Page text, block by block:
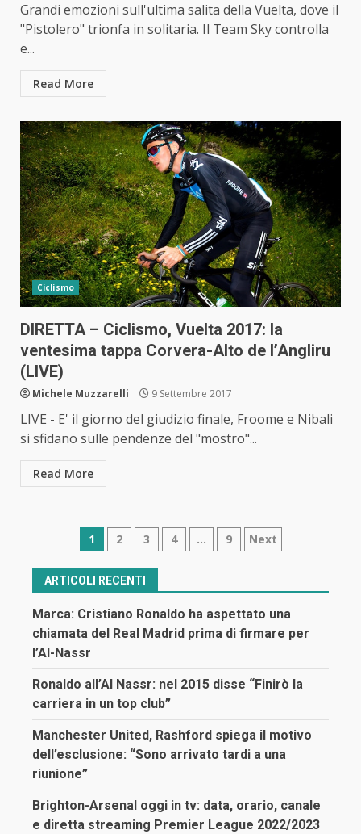
Grandi emozioni sull'ultima salita della Vuelta, dove il
"Pistolero" trionfa in solitaria. Il Team Sky controlla
e...
Read More
Ciclismo
DIRETTA – Ciclismo, Vuelta 2017: la
ventesima tappa Corvera-Alto de l’Angliru
(LIVE)
Michele Muzzarelli 9 Settembre 2017
LIVE - E' il giorno del giudizio finale, Froome e Nibali
si sfidano sulle pendenze del "mostro"...
Read More
Navigazione
articoli
1 2 3 4 … 9 Next
ARTICOLI RECENTI
Marca: Cristiano Ronaldo ha aspettato una
chiamata del Real Madrid prima di firmare per
l’Al-Nassr
Ronaldo all’Al Nassr: nel 2015 disse “Finirò la
carriera in un top club”
Manchester United, Rashford spiega il motivo
dell’esclusione: “Sono arrivato tardi a una
riunione”
Brighton-Arsenal oggi in tv: data, orario, canale
e diretta streaming Premier League 2022/2023